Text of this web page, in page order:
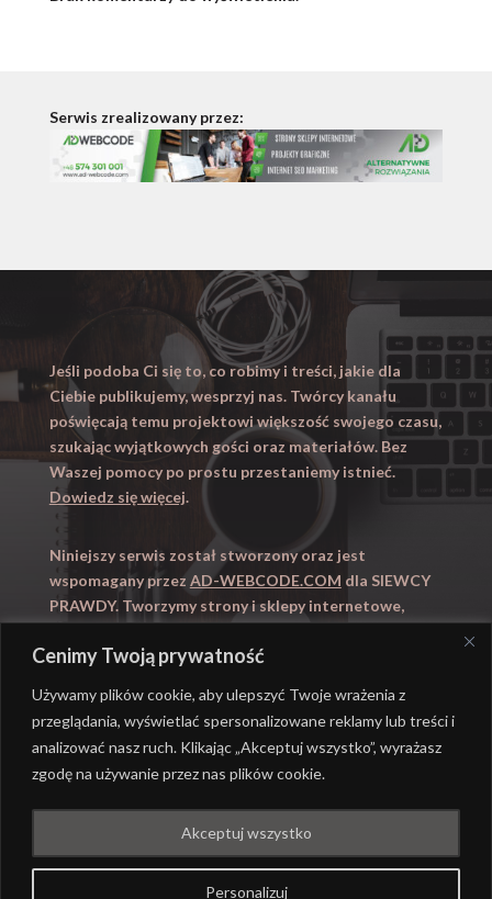
Cenimy Twoją prywatność
Używamy plików cookie, aby ulepszyć Twoje wrażenia z
przeglądania, wyświetlać spersonalizowane reklamy lub treści i
analizować nasz ruch. Klikając „Akceptuj wszystko”, wyrażasz
zgodę na używanie przez nas plików cookie.
Personalizuj
Akceptuj wszystko
Serwis zrealizowany przez:
Jeśli podoba Ci się to, co robimy i treści, jakie dla
Ciebie publikujemy, wesprzyj nas. Twórcy kanału
poświęcają temu projektowi większość swojego czasu,
szukając wyjątkowych gości oraz materiałów. Bez
Waszej pomocy po prostu przestaniemy istnieć.
Dowiedz się więcej.
Niniejszy serwis został stworzony oraz jest
wspomagany przez AD-WEBCODE.COM dla SIEWCY
PRAWDY. Tworzymy strony i sklepy internetowe,
Zapraszamy takze naWYUCZENI.PL
AD-WEBCODE.COM
PRAWDY |POLITYKA PRYWATNOŚCI